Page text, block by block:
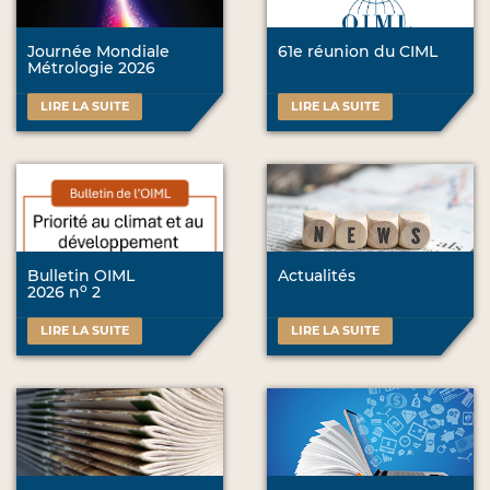
Journée Mondiale
Métrologie 2026
LIRE LA SUITE
61e réunion du CIML
LIRE LA SUITE
Bulletin OIML
2026 no 2
LIRE LA SUITE
Actualités
LIRE LA SUITE